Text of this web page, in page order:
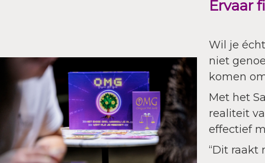
Ervaar
Wil je
niet
komen
Met het
realiteit
effectief
“Dit raakt